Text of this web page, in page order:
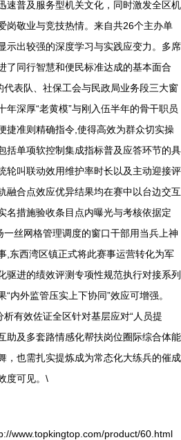
速普及服务型机关文化，同时激发全区机
岗敬业与竞技热情。来自共26个主办单
示出较强的深度学习与实践应变力。多席
了同行智慧和便民标准达成的基本面合
表队、社保工会与民政局业务段三大窗
年深厚“老黄模”与刚入伍半年的骨干职员
捷准则精确指令,使得高效为群众切实操
括单项软控制集成指标普及应答环节的具
轮叫联动效用维护率时长以及主动迎接评
融合点效应优异结果均在赛中以台边交互
名措施验收条目点内曝光与考核依据定
丝网格管理调度的窗口干部用当兵上神
西湾区镇正式将此赛事运营转化为军
驱进的绩效评测专项性规范执行对接系列
内外监管压实上下协同”效应可增强。
有效佐证全区针对基层应对“人员提
助及多套路情感化帮扶岗位圈际综合体能
，也需扎实提炼成为常态化大练兵的催成
度可见。\
www.topkingtop.com/product/60.html